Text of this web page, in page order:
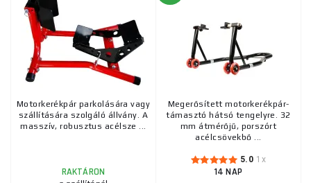
Motorkerékpár parkolására vagy
szállítására szolgáló állvány. A
masszív, robusztus acélsze ...
RAKTÁRON
Megerősített motorkerékpár-
támasztó hátsó tengelyre. 32
mm átmérőjű, porszórt
acélcsövekbő ...
5.0 1x
14 NAP